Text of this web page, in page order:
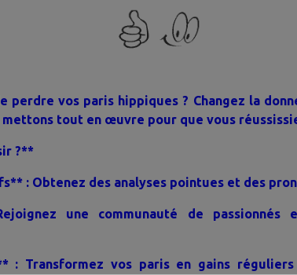
perdre vos paris hippiques ? Changez la
tout en œuvre pour que vous
?**
: Obtenez des analyses pointues et des
une communauté de passionnés
: Transformez vos paris en gains